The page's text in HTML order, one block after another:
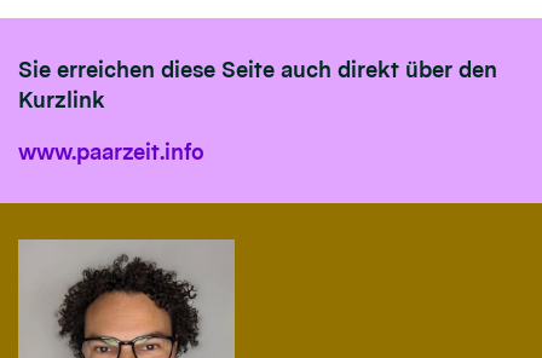
Sie erreichen diese Seite auch direkt über den
Kurzlink
www.paarzeit.info